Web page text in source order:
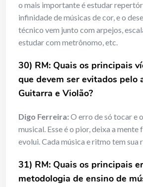
o mais importante é estudar
infinidade de músicas de cor, e o
técnico vem junto com arpejos,
estudar com metrônomo, etc.
30) RM: Quais os principais
que devem ser evitados pelo
Guitarra e Violão?
Digo Ferreira:O erro de só tocar e
musical. Esse é o pior, deixa a mente
evolui. Cada música e ritmo tem sua
31) RM: Quais os principais
metodologia de ensino de